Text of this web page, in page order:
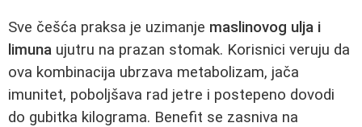
Sve češća praksa je uzimanje maslinovog ulja i
limuna ujutru na prazan stomak. Korisnici veruju da
ova kombinacija ubrzava metabolizam, jača
imunitet, poboljšava rad jetre i postepeno dovodi
do gubitka kilograma. Benefit se zasniva na